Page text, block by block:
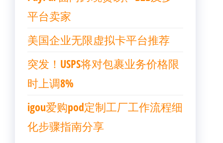
平台卖家
美国企业无限虚拟卡平台推荐
突发！USPS将对包裹业务价格限
时上调8%
igou爱购pod定制工厂工作流程细
化步骤指南分享